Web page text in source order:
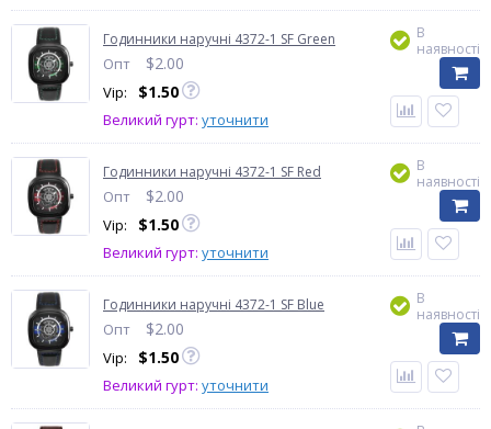
Годинники наручні 4372-1 SF Green
Опт $2.00
Vip: $1.50
Великий гурт: уточнити
В
наявності
Годинники наручні 4372-1 SF Red
Опт $2.00
Vip: $1.50
Великий гурт: уточнити
В
наявності
Годинники наручні 4372-1 SF Blue
Опт $2.00
Vip: $1.50
Великий гурт: уточнити
В
наявності